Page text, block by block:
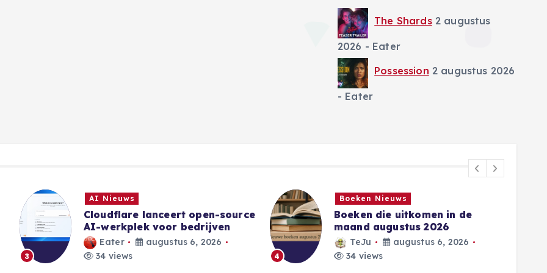
The Shards 2 augustus
2026 - Eater
Possession 2 augustus 2026
- Eater
4
Boeken Nieuws
Boeken die uitkomen in de
maand augustus 2026
TeJu
augustus 6, 2026
34 views
stichting Brein etc
Broadcaster wint brede
Amerikaanse blokkade tegen
piraterijsites
Eater